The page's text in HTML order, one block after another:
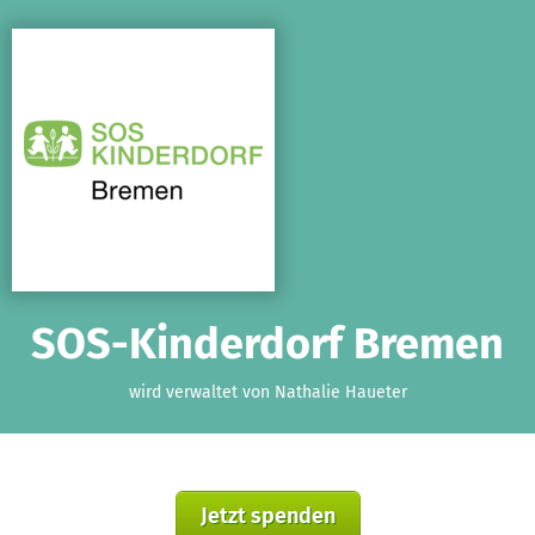
SOS-Kinderdorf Bremen
wird verwaltet von Nathalie Haueter
Jetzt spenden